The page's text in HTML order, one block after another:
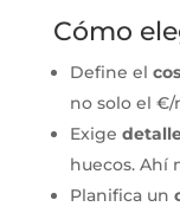
Cómo
Define el
no solo el €/
Exige
huecos. Ahí
Planifica un